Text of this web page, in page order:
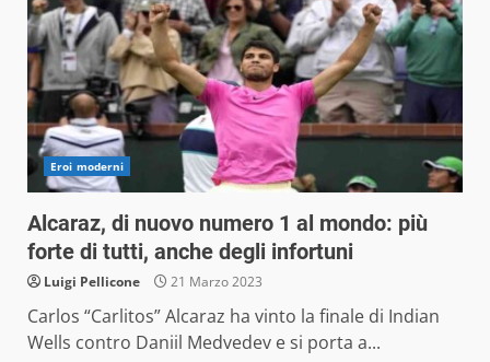
Eroi moderni
Alcaraz, di nuovo numero 1 al mondo: più
forte di tutti, anche degli infortuni
Luigi Pellicone 21 Marzo 2023
Carlos “Carlitos” Alcaraz ha vinto la finale di Indian
Wells contro Daniil Medvedev e si porta a...